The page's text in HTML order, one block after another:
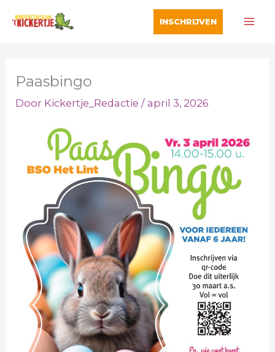
naar
INSCHRIJVEN
Paasbingo
Door Kickertje_Redactie/april 3, 2026